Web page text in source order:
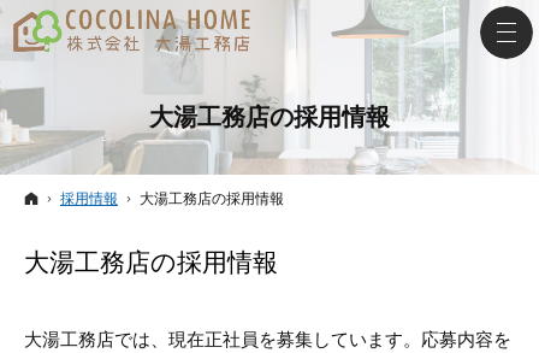
大湯工務店の採用情報
ホーム
採用情報 大湯工務店の採用情報
大湯工務店の採用情報
大湯工務店では、現在正社員を募集しています。応募内容を